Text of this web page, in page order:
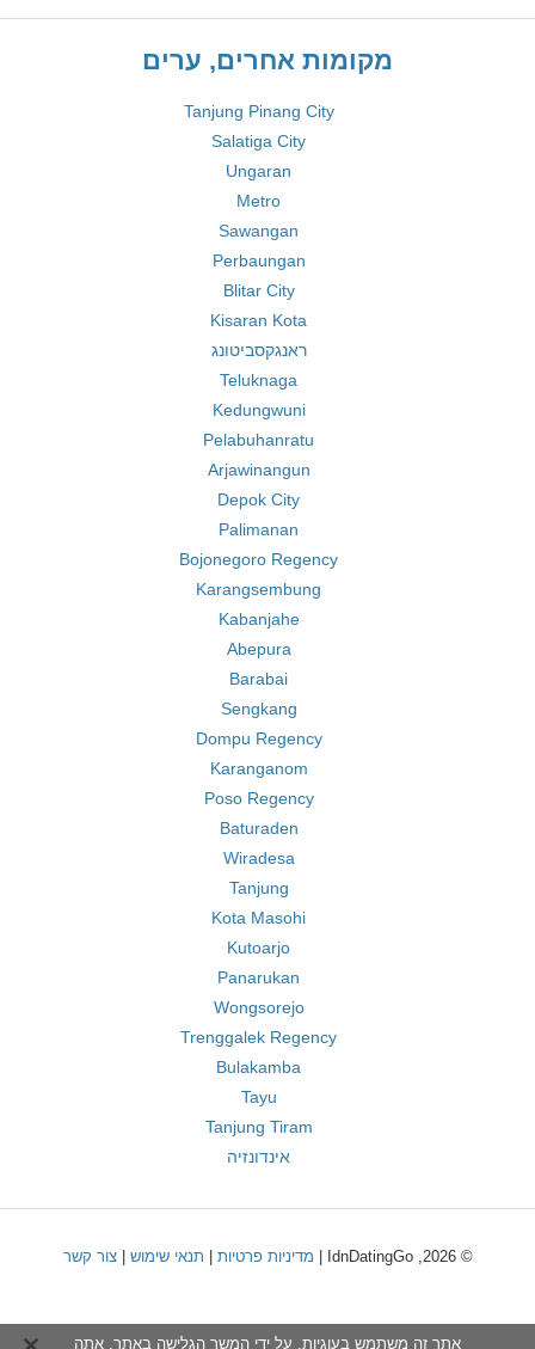
מקומות אחרים, ערים
Tanjung Pinang City
Salatiga City
Ungaran
Metro
Sawangan
Perbaungan
Blitar City
Kisaran Kota
ראנגקסביטונג
Teluknaga
Kedungwuni
Pelabuhanratu
Arjawinangun
Depok City
Palimanan
Bojonegoro Regency
Karangsembung
Kabanjahe
Abepura
Barabai
Sengkang
Dompu Regency
Karanganom
Poso Regency
Baturaden
Wiradesa
Tanjung
Kota Masohi
Kutoarjo
Panarukan
Wongsorejo
Trenggalek Regency
Bulakamba
Tayu
Tanjung Tiram
אינדונזיה
© 2026, IdnDatingGo | מדיניות פרטיות תנאי שימוש |צור קשר
אתר זה משתמש בעוגיות. על ידי המשך הגלישה באתר, אתה